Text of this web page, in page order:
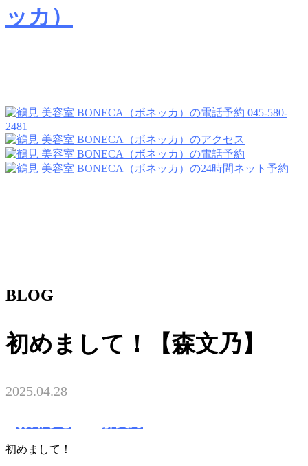
045-580-
2481
BLOG
初めまして！【森文乃】
2025.04.28
初めまして！